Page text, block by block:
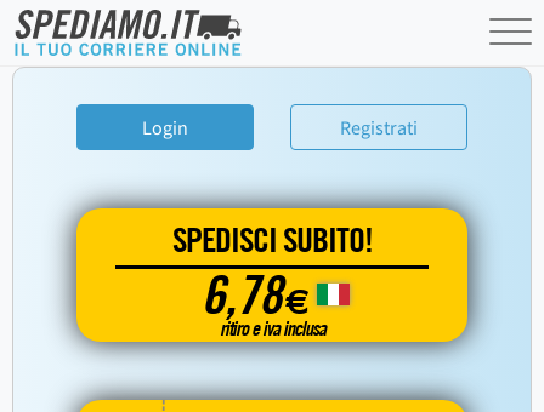
Login Registrati
SPEDISCI SUBITO!
6,78€
ritiro e iva inclusa